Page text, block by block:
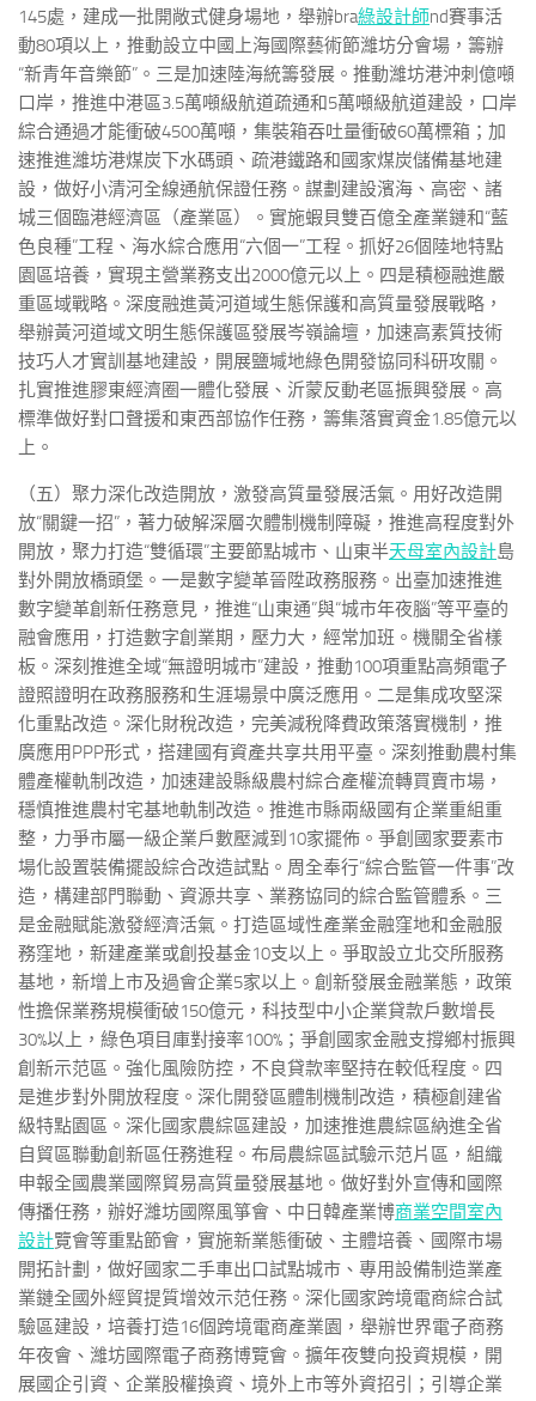
145處，建成一批開敞式健身場地，舉辦bra綠設計師nd賽事活
動80項以上，推動設立中國上海國際藝術節濰坊分會場，籌辦
“新青年音樂節”。三是加速陸海統籌發展。推動濰坊港沖刺億噸
口岸，推進中港區3.5萬噸級航道疏通和5萬噸級航道建設，口岸
綜合通過才能衝破4500萬噸，集裝箱吞吐量衝破60萬標箱；加
速推進濰坊港煤炭下水碼頭、疏港鐵路和國家煤炭儲備基地建
設，做好小清河全線通航保證任務。謀劃建設濱海、高密、諸
城三個臨港經濟區（產業區）。實施蝦貝雙百億全產業鏈和“藍
色良種”工程、海水綜合應用“六個一”工程。抓好26個陸地特點
園區培養，實現主營業務支出2000億元以上。四是積極融進嚴
重區域戰略。深度融進黃河道域生態保護和高質量發展戰略，
舉辦黃河道域文明生態保護區發展岑嶺論壇，加速高素質技術
技巧人才實訓基地建設，開展鹽堿地綠色開發協同科研攻關。
扎實推進膠東經濟圈一體化發展、沂蒙反動老區振興發展。高
標準做好對口聲援和東西部協作任務，籌集落實資金1.85億元以
上。
（五）聚力深化改造開放，激發高質量發展活氣。用好改造開
放“關鍵一招”，著力破解深層次體制機制障礙，推進高程度對外
開放，聚力打造“雙循環”主要節點城市、山東半天母室內設計島
對外開放橋頭堡。一是數字變革晉陞政務服務。出臺加速推進
數字變革創新任務意見，推進“山東通”與“城市年夜腦”等平臺的
融會應用，打造數字創業期，壓力大，經常加班。機關全省樣
板。深刻推進全域“無證明城市”建設，推動100項重點高頻電子
證照證明在政務服務和生涯場景中廣泛應用。二是集成攻堅深
化重點改造。深化財稅改造，完美減稅降費政策落實機制，推
廣應用PPP形式，搭建國有資產共享共用平臺。深刻推動農村集
體產權軌制改造，加速建設縣級農村綜合產權流轉買賣市場，
穩慎推進農村宅基地軌制改造。推進市縣兩級國有企業重組重
整，力爭市屬一級企業戶數壓減到10家擺佈。爭創國家要素市
場化設置裝備擺設綜合改造試點。周全奉行“綜合監管一件事”改
造，構建部門聯動、資源共享、業務協同的綜合監管體系。三
是金融賦能激發經濟活氣。打造區域性產業金融窪地和金融服
務窪地，新建產業或創投基金10支以上。爭取設立北交所服務
基地，新增上市及過會企業5家以上。創新發展金融業態，政策
性擔保業務規模衝破150億元，科技型中小企業貸款戶數增長
30%以上，綠色項目庫對接率100%；爭創國家金融支撐鄉村振興
創新示范區。強化風險防控，不良貸款率堅持在較低程度。四
是進步對外開放程度。深化開發區體制機制改造，積極創建省
級特點園區。深化國家農綜區建設，加速推進農綜區納進全省
自貿區聯動創新區任務進程。布局農綜區試驗示范片區，組織
申報全國農業國際貿易高質量發展基地。做好對外宣傳和國際
傳播任務，辦好濰坊國際風箏會、中日韓產業博商業空間室內
設計覽會等重點節會，實施新業態衝破、主體培養、國際市場
開拓計劃，做好國家二手車出口試點城市、專用設備制造業產
業鏈全國外經貿提質增效示范任務。深化國家跨境電商綜合試
驗區建設，培養打造16個跨境電商產業園，舉辦世界電子商務
年夜會、濰坊國際電子商務博覽會。擴年夜雙向投資規模，開
展國企引資、企業股權換資、境外上市等外資招引；引導企業